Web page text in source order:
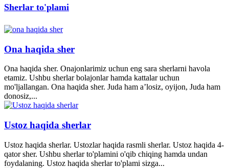
Sherlar to'plami
Ona haqida sher
Ona haqida sher. Onajonlarimiz uchun eng sara sherlarni havola
etamiz. Ushbu sherlar bolajonlar hamda kattalar uchun
mo'ljallangan. Ona haqida sher. Juda ham a’losiz, oyijon, Juda ham
donosiz,...
Ustoz haqida sherlar
Ustoz haqida sherlar. Ustozlar haqida rasmli sherlar. Ustoz haqida 4-
qator sher. Ushbu sherlar to'plamini o'qib chiqing hamda undan
foydalaning. Ustoz haqida sherlar to'plami sizga...